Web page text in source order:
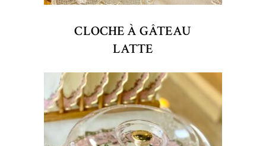
CLOCHE À GÂTEAU
LATTE